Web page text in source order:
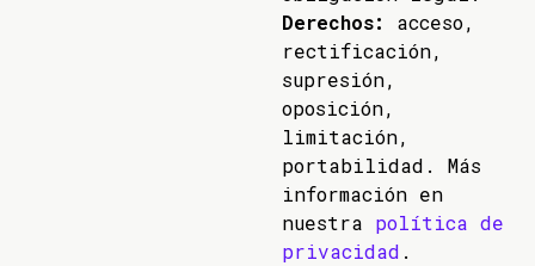
Derechos:
acceso,
rectificación,
supresión,
oposición,
limitación,
portabilidad. Más
información en
nuestra política de
privacidad .